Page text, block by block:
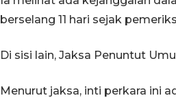
berselang 11 hari sejak
Di sisi lain, Jaksa Penuntut
Menurut jaksa, inti perkara ini